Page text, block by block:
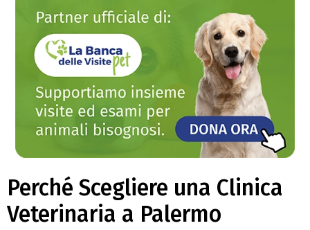
Perché Scegliere una Clinica
Veterinaria a Palermo